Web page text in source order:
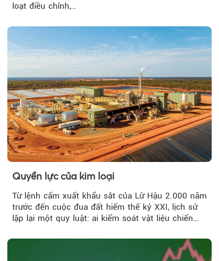
loạt điều chỉnh,…
Quyền lực của kim loại
Từ lệnh cấm xuất khẩu sắt của Lữ Hậu 2.000 năm
trước đến cuộc đua đất hiếm thế kỷ XXI, lịch sử
lặp lại một quy luật: ai kiểm soát vật liệu chiến